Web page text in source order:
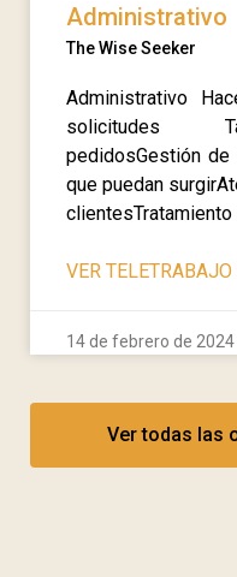
Administrativo
The Wise Seeker
Administrativo
solicitudes
pedidosGestión
que puedan
VER TELETRABAJO
14 de febrero de 2024
Ver todas las